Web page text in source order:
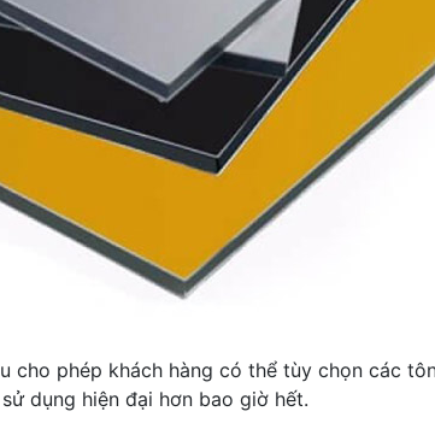
cho phép khách hàng có thể tùy chọn các
dụng hiện đại hơn bao giờ hết.